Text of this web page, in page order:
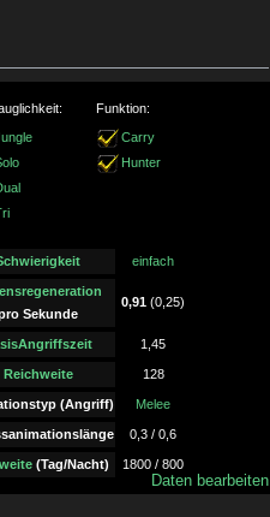
Funktion:
Carry
Hunter
einfach
Sekunde
0,91 (0,25)
1,45
Reichweite 128
(Angriff) Melee
0,3 / 0,6
(Tag/Nacht) 1800 / 800
Daten bearbeiten